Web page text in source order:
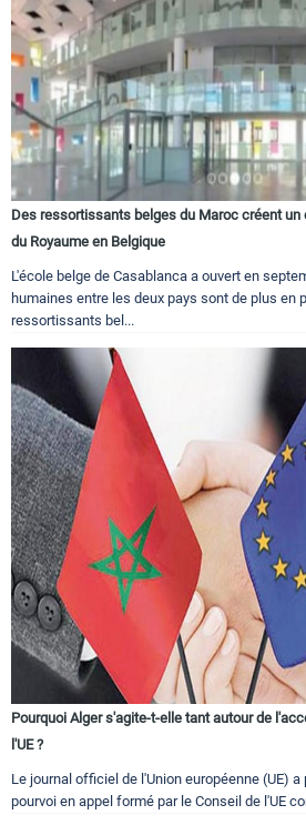
Des ressortissants belges du Maroc créent un
du Royaume en Belgique
L'école belge de Casablanca a ouvert en
humaines entre les deux pays sont de plus en
ressortissants bel...
Pourquoi Alger s'agite-t-elle tant autour de
l'UE ?
Le journal officiel de l'Union européenne (UE)
pourvoi en appel formé par le Conseil de l'UE